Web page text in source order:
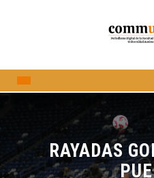
RAYADAS